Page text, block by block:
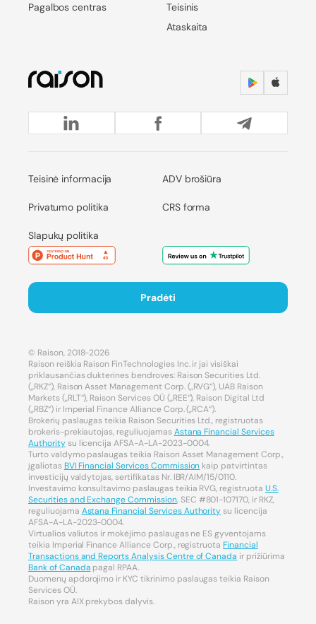
Pagalbos centras
Teisinis
Ataskaita
Teisinė informacija
Privatumo politika
Slapukų politika
ADV brošiūra
CRS forma
Pradėti
© Raison, 2018-2026
Raison reiškia Raison FinTechnologies Inc. ir jai visiškai
priklausančias dukterines bendroves: Raison Securities Ltd.
(„RKZ“), Raison Asset Management Corp. („RVG“), UAB Raison
Markets („RLT“), Raison Services OÜ („REE“), Raison Digital Ltd
(„RBZ“) ir Imperial Finance Alliance Corp. („RCA“).
Brokerių paslaugas teikia Raison Securities Ltd., registruotas
brokeris-prekiautojas, reguliuojamasAstana Financial Services
Authoritysu licencija AFSA-A-LA-2023-0004.
Turto valdymo paslaugas teikia Raison Asset Management Corp.,
įgaliotasBVI Financial Services Commission kaip patvirtintas
investicijų valdytojas, sertifikatas Nr. IBR/AIM/15/0110.
Investavimo konsultavimo paslaugas teikia RVG, registruota U.S.
Securities and Exchange Commission, SEC #801-107170, ir RKZ,
reguliuojama Astana Financial Services Authoritysu licencija
AFSA-A-LA-2023-0004.
Virtualios valiutos ir mokėjimo paslaugas ne ES gyventojams
teikia Imperial Finance Alliance Corp., registruotaFinancial
Transactions and Reports Analysis Centre of Canada ir prižiūrima
Bank of Canada pagal RPAA.
Duomenų apdorojimo ir KYC tikrinimo paslaugas teikia Raison
Services OÜ.
Raison yra AIX prekybos dalyvis.